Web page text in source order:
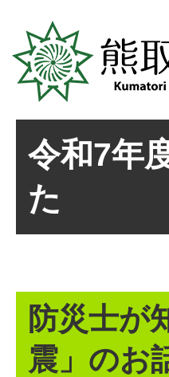
令和7年
た
防災士が
震」のお